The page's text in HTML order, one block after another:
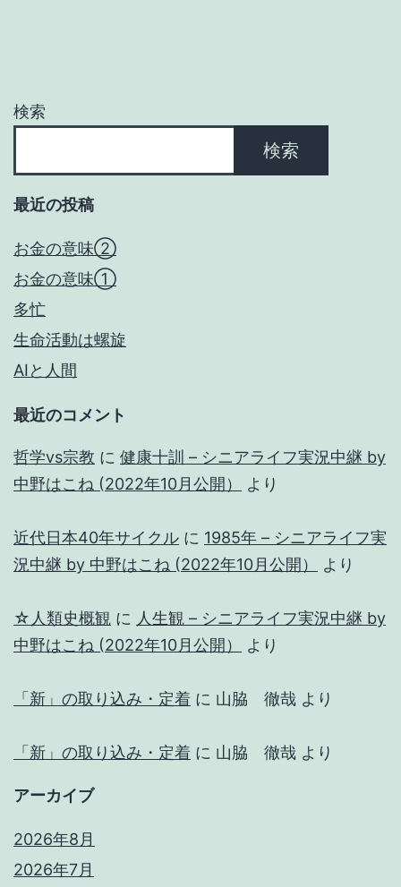
ョ
検索
検索
最近の投稿
お金の意味②
お金の意味①
多忙
生命活動は螺旋
AIと人間
最近のコメント
哲学vs宗教 に 健康十訓 – シニアライフ実況中継 by
中野はこね (2022年10月公開）
より
近代日本40年サイクル に 1985年 – シニアライフ実
況中継 by 中野はこね (2022年10月公開）
より
☆人類史概観 に 人生観 – シニアライフ実況中継 by
中野はこね (2022年10月公開）
より
「新」の取り込み・定着 に 山脇 徹哉 より
「新」の取り込み・定着 に 山脇 徹哉 より
アーカイブ
2026年8月
2026年7月